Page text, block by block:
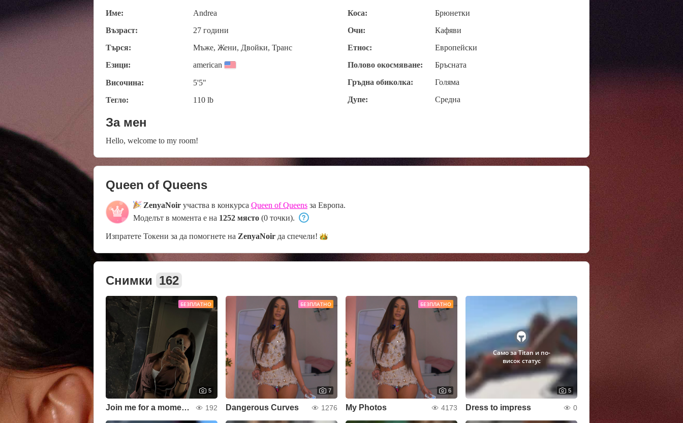
Име:
Andrea
Възраст:
27 години
Търся:
Мъже, Жени, Двойки, Транс
Езици:
american
Височина:
5'5"
Тегло:
110 lb
Коса:
Брюнетки
Очи:
Кафяви
Етнос:
Европейски
Полово окосмяване:
Бръсната
Гръдна обиколка:
Голяма
Дупе:
Среднa
За мен
Hello, welcome to my room!
Queen of Queens
ZenyaNoir участва в конкурса Queen of Queens за Европа.
Моделът в момента е на 1252 място (0 точки).
Изпратете Токени за да помогнете на ZenyaNoir да спечели!
Снимки 162
БЕЗПЛАТНО
5
Join me for a moment👀 192
БЕЗПЛАТНО
7
Dangerous Curves 1276
БЕЗПЛАТНО
6
My Photos 4173
Само за Titan и по-
висок статус
5
Dress to impress 0